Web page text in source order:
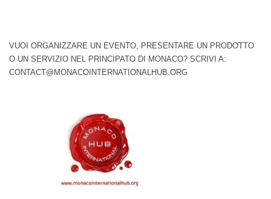
VUOI ORGANIZZARE UN EVENTO, PRESENTARE UN PRODOTTO
O UN SERVIZIO NEL PRINCIPATO DI MONACO? SCRIVI A:
CONTACT@MONACOINTERNATIONALHUB.ORG